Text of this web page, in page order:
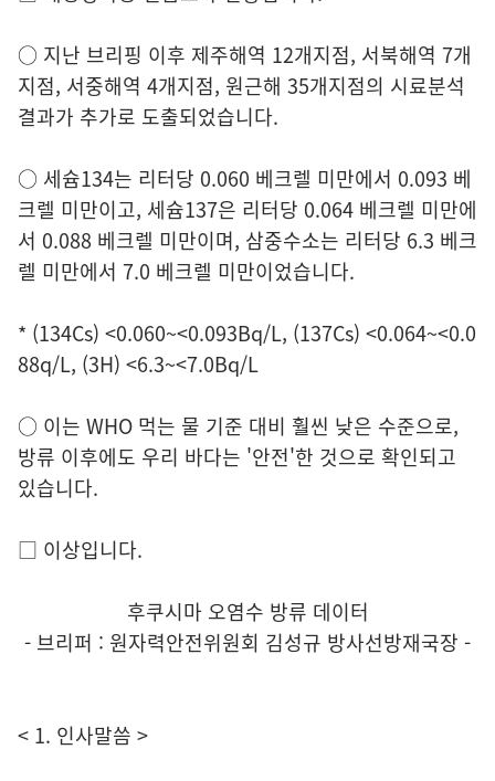
○ 지난 브리핑 이후 제주해역 12개지점, 서북해역 7개
지점, 서중해역 4개지점, 원근해 35개지점의 시료분석
결과가 추가로 도출되었습니다.
○ 세슘134는 리터당 0.060 베크렐 미만에서 0.093 베
크렐 미만이고, 세슘137은 리터당 0.064 베크렐 미만에
서 0.088 베크렐 미만이며, 삼중수소는 리터당 6.3 베크
렐 미만에서 7.0 베크렐 미만이었습니다.
* (134Cs) <0.060~<0.093Bq/L, (137Cs) <0.064~<0.0
88q/L, (3H) <6.3~<7.0Bq/L
○ 이는 WHO 먹는 물 기준 대비 훨씬 낮은 수준으로,
방류 이후에도 우리 바다는 '안전'한 것으로 확인되고
있습니다.
□ 이상입니다.
후쿠시마 오염수 방류 데이터
- 브리퍼 : 원자력안전위원회 김성규 방사선방재국장 -
< 1. 인사말씀 >